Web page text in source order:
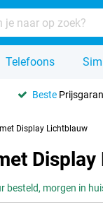
Telefoons
Beste
Display Lichtblauw
besteld, morgen in